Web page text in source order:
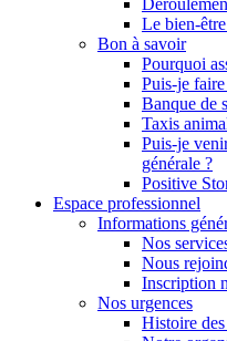
Le bien-
Bon à savoir
Pourquoi
Puis-je
Banque de
Taxis
Puis-je
générale ?
Positive
Espace professionnel
Informations
Nos
Nous
Inscription
Nos urgences
Histoire